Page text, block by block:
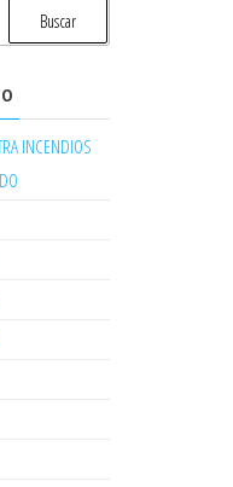
INCENDIOS